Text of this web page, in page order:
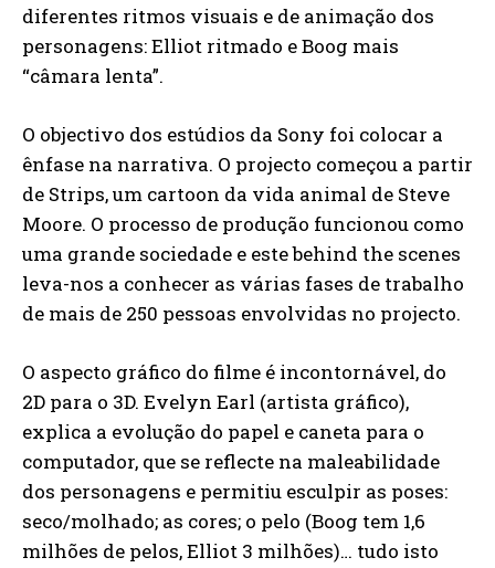
diferentes ritmos visuais e de animação dos
personagens: Elliot ritmado e Boog mais
“câmara lenta”.
O objectivo dos estúdios da Sony foi colocar a
ênfase na narrativa. O projecto começou a partir
de Strips, um cartoon da vida animal de Steve
Moore. O processo de produção funcionou como
uma grande sociedade e este behind the scenes
leva-nos a conhecer as várias fases de trabalho
de mais de 250 pessoas envolvidas no projecto.
O aspecto gráfico do filme é incontornável, do
2D para o 3D. Evelyn Earl (artista gráfico),
explica a evolução do papel e caneta para o
computador, que se reflecte na maleabilidade
dos personagens e permitiu esculpir as poses:
seco/molhado; as cores; o pelo (Boog tem 1,6
milhões de pelos, Elliot 3 milhões)… tudo isto